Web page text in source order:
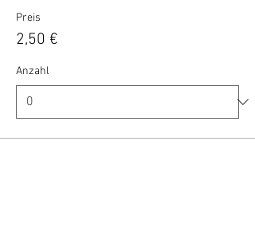
Preis
2,50 €
Anzahl